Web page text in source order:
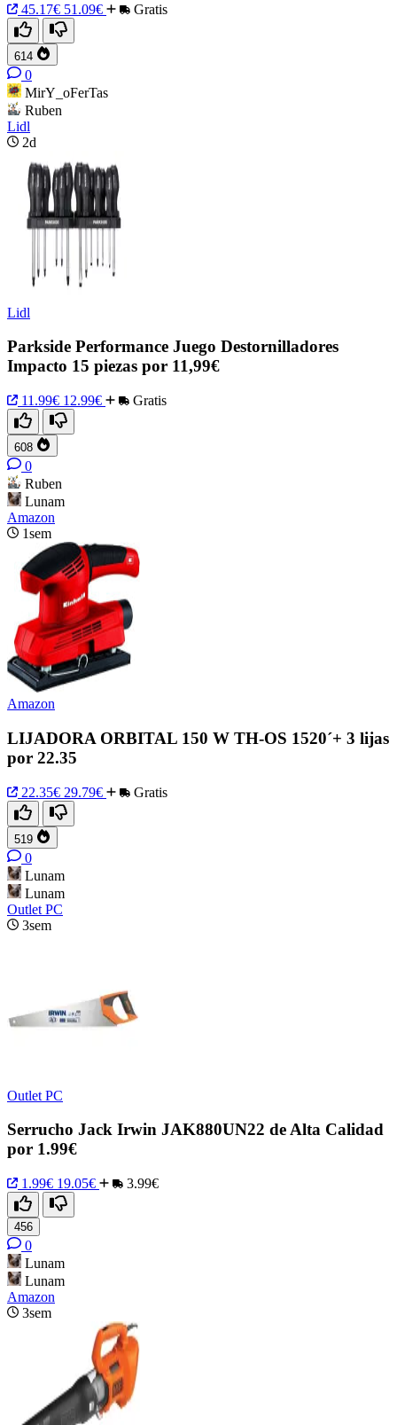
45.17€ 51.09€ Gratis
614
0
MirY_oFerTas
Ruben
Lidl
2d
Lidl
Parkside Performance Juego Destornilladores
Impacto 15 piezas por 11,99€
11.99€ 12.99€ Gratis
608
0
Ruben
Lunam
Amazon
1sem
Amazon
LIJADORA ORBITAL 150 W TH-OS 1520´+ 3 lijas
por 22.35
22.35€ 29.79€ Gratis
519
0
Lunam
Lunam
Outlet PC
3sem
Outlet PC
Serrucho Jack Irwin JAK880UN22 de Alta Calidad
por 1.99€
1.99€ 19.05€ 3.99€
456
0
Lunam
Lunam
Amazon
3sem